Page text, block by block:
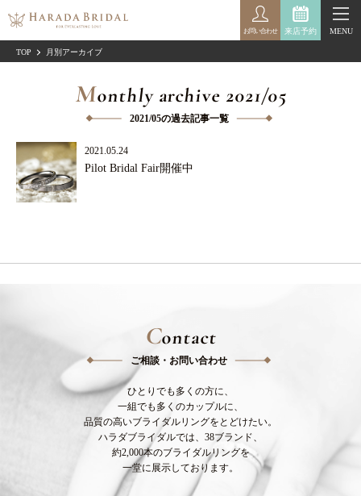
来店予約
お問い合わせ MENU
TOP 月別アーカイブ
Monthly archive 2021/05
2021/05の過去記事一覧
2021.05.24
Pilot Bridal Fair開催中
Contact
ご相談・お問い合わせ
ひとりでも多くの方に、
一組でも多くのカップルに、
品質の高いブライダルリングをとどけたい。
ハラダブライダルでは、38ブランド、
約2,000本のブライダルリングを
一堂に展示しております。